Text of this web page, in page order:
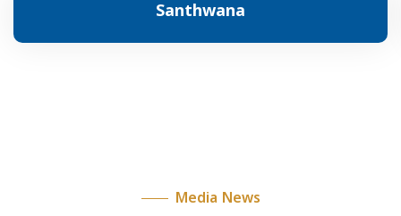
Santhwana
Media News